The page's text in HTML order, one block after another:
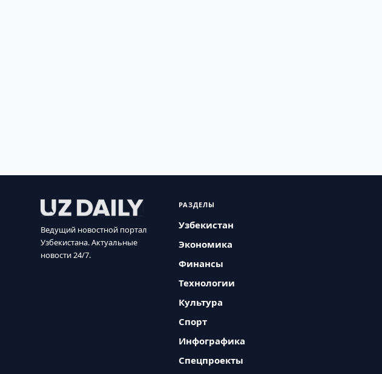
Ведущий новостной портал
Узбекистана. Актуальные
новости 24/7.
РАЗДЕЛЫ
Узбекистан
Экономика
Финансы
Технологии
Культура
Спорт
Инфографика
Спецпроекты